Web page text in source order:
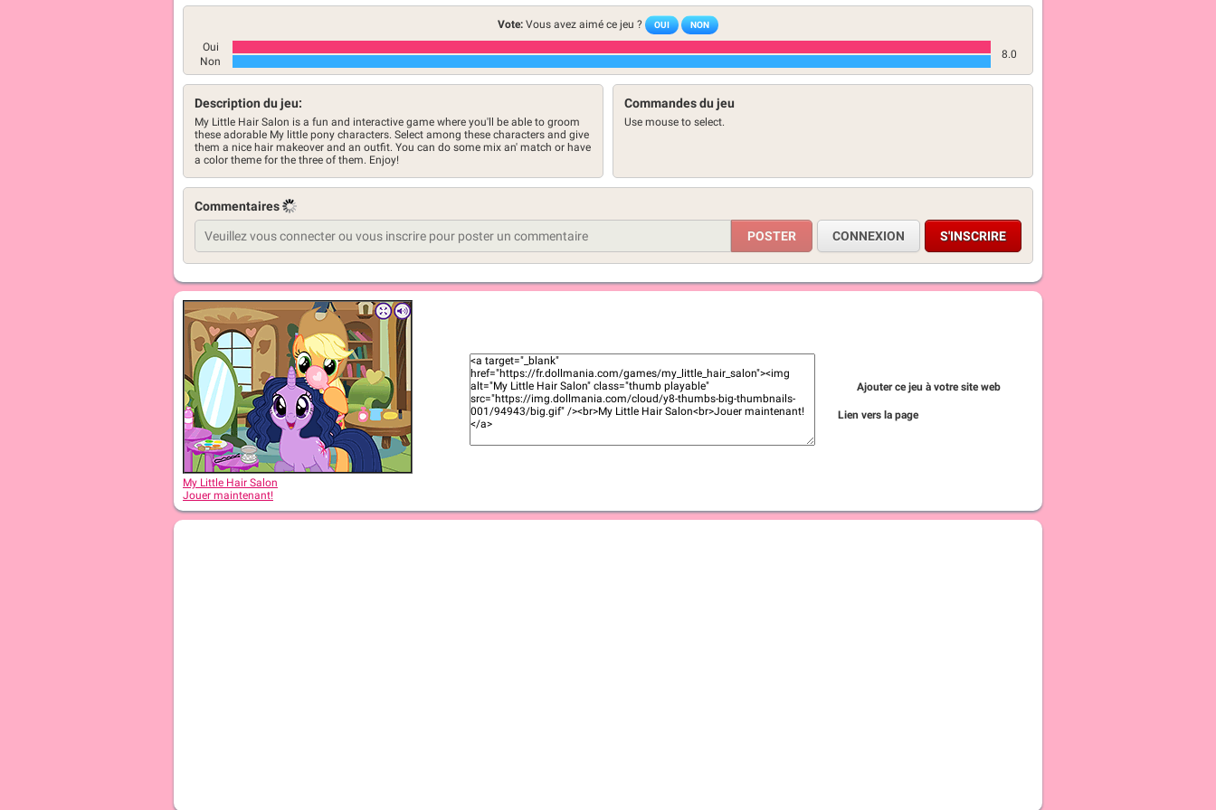
Vote: Vous avez aimé ce jeu ? OUI NON
Oui
8.0
Non
Description du jeu:
My Little Hair Salon is a fun and interactive game where you'll be able to groom
these adorable My little pony characters. Select among these characters and give
them a nice hair makeover and an outfit. You can do some mix an' match or have
a color theme for the three of them. Enjoy!
Commandes du jeu
Use mouse to select.
Commentaires
CONNEXION S'INSCRIRE
My Little Hair Salon
Jouer maintenant!
Ajouter ce jeu à votre site web
Lien vers la page